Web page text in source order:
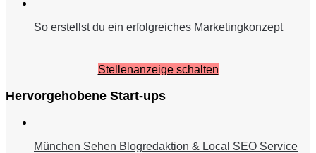
So erstellst du ein erfolgreiches Marketingkonzept
Stellenanzeige schalten
Hervorgehobene Start-ups
München Sehen Blogredaktion & Local SEO Service